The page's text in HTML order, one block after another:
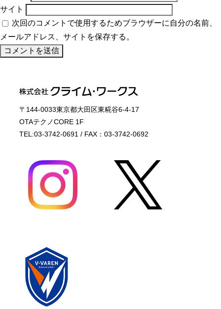
サイト
次回のコメントで使用するためブラウザーに自分の名前、
メールアドレス、サイトを保存する。
〒144-0033東京都大田区東糀谷6-4-17
OTAテクノCORE 1F
TEL:03-3742-0691 / FAX：03-3742-0692